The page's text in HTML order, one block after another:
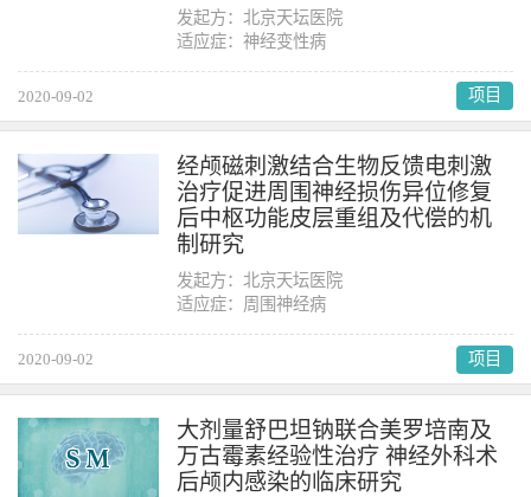
发起方：北京天坛医院
适应症：神经变性病
2020-09-02 项目
经颅磁刺激结合生物反馈电刺激
治疗促进周围神经损伤异位修复
后中枢功能皮层重组及代偿的机
制研究
发起方：北京天坛医院
适应症：周围神经病
2020-09-02 项目
大剂量舒巴坦钠联合美罗培南及
万古霉素经验性治疗 神经外科术
后颅内感染的临床研究